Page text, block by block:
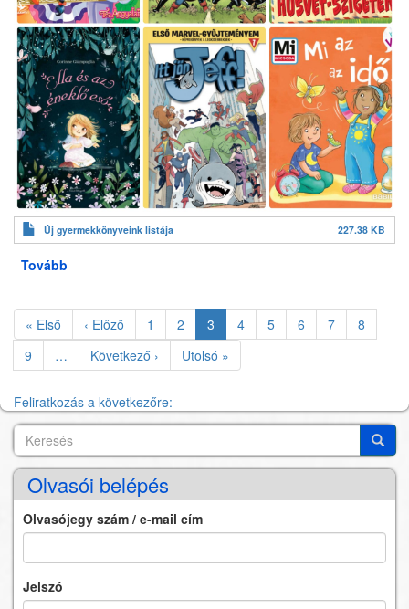
Új gyermekkönyveink listája 227.38 KB
Tovább
gyermek
részlegen)
Oldalszámozás
Első
oldal
« Első
Előző
oldal
‹ Előző Oldal
1 Oldal
2
Jelenlegi
oldal
3 Oldal
4 Oldal
5 Oldal
6 Oldal
7 Oldal
8
Oldal
9 …
Következő
oldal
Következő ›
Utolsó
oldal
Utolsó »
Feliratkozás a következőre:
Search
Keresés
Olvasói belépés
Olvasójegy szám / e-mail cím
Jelszó